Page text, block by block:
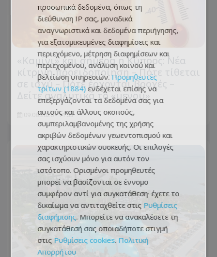
«Καμίνι» και σήμερα η Κύπρος: Νέα
κίτρινη προειδοποίηση – Πότε τίθεται
σε ισχύ – Πότε έρχονται βροχές –
Δείτε αναλυτικά το «μενού»
09.08.2026 - 11:33
προσωπικά δεδομένα, όπως τη
διεύθυνση IP σας, μοναδικά
αναγνωριστικά και δεδομένα περιήγησης,
για εξατομικευμένες διαφημίσεις και
περιεχόμενο, μέτρηση διαφημίσεων και
περιεχομένου, ανάλυση κοινού και
βελτίωση υπηρεσιών. Προμηθευτές
τρίτων (1884) ενδέχεται επίσης να
επεξεργάζονται τα δεδομένα σας για
αυτούς και άλλους σκοπούς,
συμπεριλαμβανομένης της χρήσης
ακριβών δεδομένων γεωεντοπισμού και
χαρακτηριστικών συσκευής. Οι επιλογές
σας ισχύουν μόνο για αυτόν τον
ιστότοπο. Ορισμένοι προμηθευτές
μπορεί να βασίζονται σε έννομο
συμφέρον αντί για συγκατάθεση· έχετε το
δικαίωμα να αντιταχθείτε στις Ρυθμίσεις
διαφήμισης. Μπορείτε να ανακαλέσετε τη
συγκατάθεσή σας οποιαδήποτε στιγμή
στις Ρυθμίσεις cookies. Πολιτική
Απορρήτου